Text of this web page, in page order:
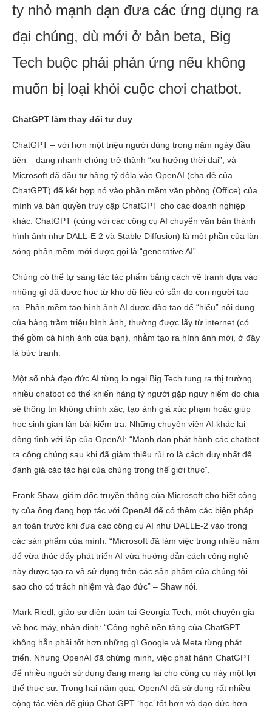
ty nhỏ mạnh dạn đưa các ứng dụng ra
đại chúng, dù mới ở bản beta, Big
Tech buộc phải phản ứng nếu không
muốn bị loại khỏi cuộc chơi chatbot.
ChatGPT làm thay đổi tư duy
ChatGPT – với hơn một triệu người dùng trong năm ngày đầu
tiên – đang nhanh chóng trở thành “xu hướng thời đại”, và
Microsoft đã đầu tư hàng tỷ đôla vào OpenAI (cha đẻ của
ChatGPT) để kết hợp nó vào phần mềm văn phòng (Office) của
mình và bán quyền truy cập ChatGPT cho các doanh nghiệp
khác. ChatGPT (cùng với các công cụ AI chuyển văn bản thành
hình ảnh như DALL-E 2 và Stable Diffusion) là một phần của làn
sóng phần mềm mới được gọi là “generative AI”.
Chúng có thể tự sáng tác tác phẩm bằng cách vẽ tranh dựa vào
những gì đã được học từ kho dữ liệu có sẵn do con người tạo
ra. Phần mềm tạo hình ảnh AI được đào tạo để “hiểu” nội dung
của hàng trăm triệu hình ảnh, thường được lấy từ internet (có
thể gồm cả hình ảnh của bạn), nhằm tạo ra hình ảnh mới, ở đây
là bức tranh.
Một số nhà đạo đức AI từng lo ngại Big Tech tung ra thị trường
nhiều chatbot có thể khiến hàng tỷ người gặp nguy hiểm do chia
sẻ thông tin không chính xác, tạo ảnh giả xúc phạm hoặc giúp
học sinh gian lận bài kiểm tra. Những chuyên viên AI khác lại
đồng tình với lập của OpenAI: “Mạnh dạn phát hành các chatbot
ra công chúng sau khi đã giảm thiểu rủi ro là cách duy nhất để
đánh giá các tác hại của chúng trong thế giới thực”.
Frank Shaw, giám đốc truyền thông của Microsoft cho biết công
ty của ông đang hợp tác với OpenAI để có thêm các biện pháp
an toàn trước khi đưa các công cụ AI như DALLE-2 vào trong
các sản phẩm của mình. “Microsoft đã làm việc trong nhiều năm
để vừa thúc đẩy phát triển AI vừa hướng dẫn cách công nghệ
này được tạo ra và sử dụng trên các sản phẩm của chúng tôi
sao cho có trách nhiệm và đạo đức” – Shaw nói.
Mark Riedl, giáo sư điện toán tại Georgia Tech, một chuyên gia
về học máy, nhận định: “Công nghệ nền tảng của ChatGPT
không hẳn phải tốt hơn những gì Google và Meta từng phát
triển. Nhưng OpenAI đã chứng minh, việc phát hành ChatGPT
để nhiều người sử dụng đang mang lại cho công cụ này một lợi
thế thực sự. Trong hai năm qua, OpenAI đã sử dụng rất nhiều
cộng tác viên để giúp Chat GPT ‘học’ tốt hơn và đạo đức hơn